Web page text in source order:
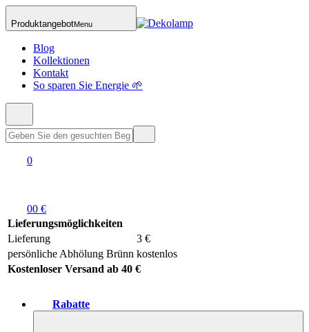
ProduktangebotMenu
Blog
Kollektionen
Kontakt
So sparen Sie Energie 🌱
0
00 €
Lieferungsmöglichkeiten
Lieferung
3 €
persönliche Abhölung Brünn kostenlos
Kostenloser Versand ab 40 €
Rabatte